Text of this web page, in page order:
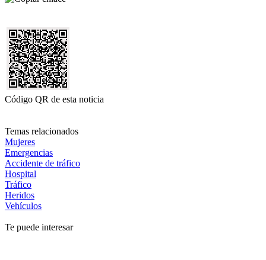
Código QR de esta noticia
Temas relacionados
Mujeres
Emergencias
Accidente de tráfico
Hospital
Tráfico
Heridos
Vehículos
Te puede interesar